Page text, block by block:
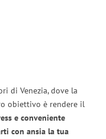
di Venezia, dove la
obiettivo è rendere il
e conveniente
con ansia la tua